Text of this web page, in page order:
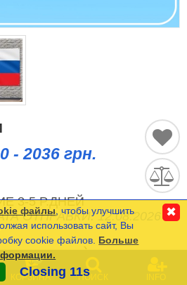
0
КОРЗИНА ПОИСК INFO
- 2036 грн.
3-5 Р.ДНЕЙ
ОТПРАВКИ: 12.08.2026
файлы , чтобы улучшить
использовать сайт, Вы
cookie файлов. Больше
Closing 11s
✖